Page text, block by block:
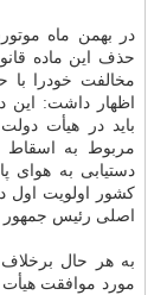
در بهمن ماه
حذف این ماده
مخالفت خودرا با
اظهار داشت:
باید در هیأت
مربوط به اسقاط
دستیابی به هوای
كشور اولویت
اصلی رئیس
به هر حال
مورد موافقت